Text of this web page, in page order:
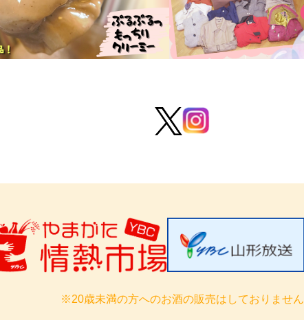
※20歳未満の方へのお酒の販売はしておりません